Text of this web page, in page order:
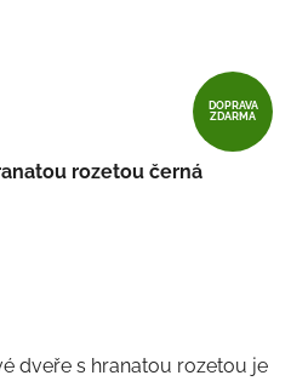
​​dveře s hranatou rozetou je
DOPRAVA
ZDARMA
rozetou černá